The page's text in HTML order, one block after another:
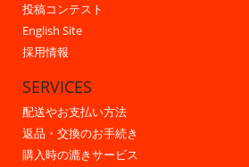
投稿コンテスト
English Site
採用情報
SERVICES
配送やお支払い方法
返品・交換のお手続き
購入時の漉きサービス